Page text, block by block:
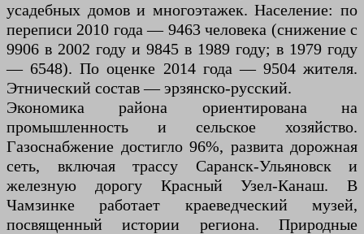
усадебных домов и многоэтажек. Население: по
переписи 2010 года — 9463 человека (снижение с
9906 в 2002 году и 9845 в 1989 году; в 1979 году
— 6548). По оценке 2014 года — 9504 жителя.
Этнический состав — эрзянско-русский.
Экономика района ориентирована на
промышленность и сельское хозяйство.
Газоснабжение достигло 96%, развита дорожная
сеть, включая трассу Саранск-Ульяновск и
железную дорогу Красный Узел-Канаш. В
Чамзинке работает краеведческий музей,
посвященный истории региона. Природные